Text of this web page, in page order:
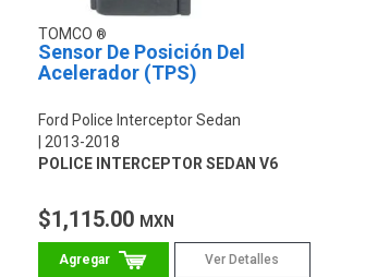
TOMCO
Sensor De Posición Del
Acelerador (TPS)
Ford Police Interceptor Sedan
2013-2018
POLICE INTERCEPTOR SEDAN V6
$1,115.00 MXN
Ver Detalles